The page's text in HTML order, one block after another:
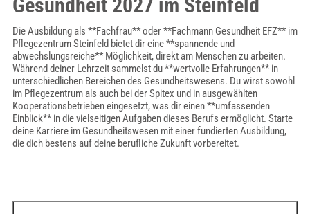
Gesundheit 2027 im Steinfeld
Die Ausbildung als **Fachfrau** oder **Fachmann Gesundheit EFZ** im
Pflegezentrum Steinfeld bietet dir eine **spannende und
abwechslungsreiche** Möglichkeit, direkt am Menschen zu arbeiten.
Während deiner Lehrzeit sammelst du **wertvolle Erfahrungen** in
unterschiedlichen Bereichen des Gesundheitswesens. Du wirst sowohl
im Pflegezentrum als auch bei der Spitex und in ausgewählten
Kooperationsbetrieben eingesetzt, was dir einen **umfassenden
Einblick** in die vielseitigen Aufgaben dieses Berufs ermöglicht. Starte
deine Karriere im Gesundheitswesen mit einer fundierten Ausbildung,
die dich bestens auf deine berufliche Zukunft vorbereitet.